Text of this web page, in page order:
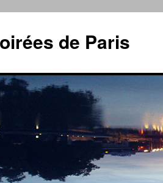
de Paris